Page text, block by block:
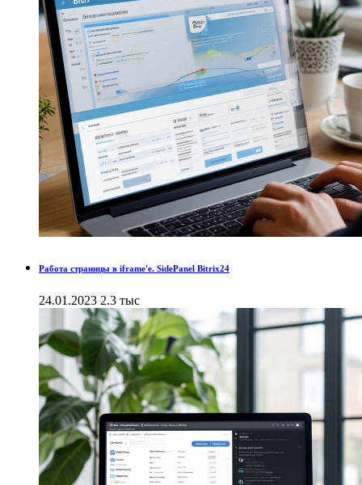
Работа страницы в iframe'е. SidePanel Bitrix24
24.01.2023 2.3 тыс